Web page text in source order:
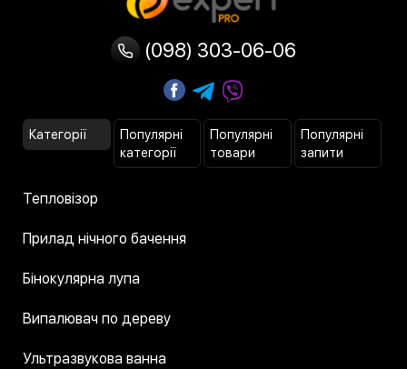
(098) 303-06-06
Категорії
Популярні
категорії
Популярні
товари
Популярні
запити
Тепловізор
Прилад нічного бачення
Бінокулярна лупа
Випалювач по дереву
Ультразвукова ванна